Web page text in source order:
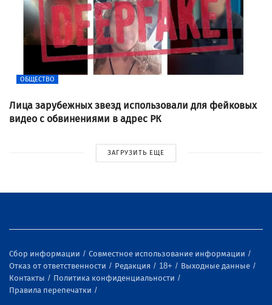
ОБЩЕСТВО
Лица зарубежных звезд использовали для фейковых
видео с обвинениями в адрес РК
ЗАГРУЗИТЬ ЕЩЕ
Сбор информации
Совместное использование информации
Отказ от ответственности
Редакция 18+
Выходные данные
Контакты
Политика конфиденциальности
Правила перепечатки